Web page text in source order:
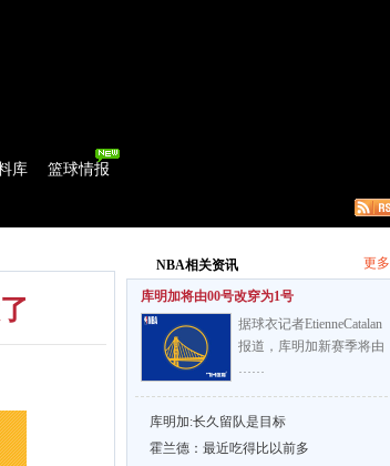
库 篮球情报
NBA相关资讯 更多
库明加将由00号改穿为1号
据球衣记者EtienneCatalan
报道，库明加新赛季将由
……
库明加:长久留队是目标
霍兰德：最近吃得比以前多